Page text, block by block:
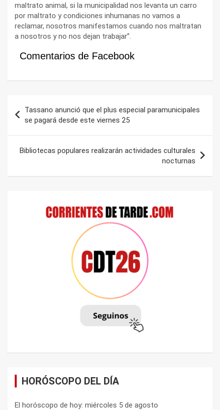
maltrato animal, si la municipalidad nos levanta un carro
por maltrato y condiciones inhumanas no vamos a
reclamar, nosotros manifestamos cuando nos maltratan
a nosotros y no nos dejan trabajar”.
Comentarios de Facebook
de
entradas
Tassano anunció que el plus especial paramunicipales
se pagará desde este viernes 25
Bibliotecas populares realizarán actividades culturales
nocturnas
HORÓSCOPO DEL DÍA
El horóscopo de hoy: miércoles 5 de agosto